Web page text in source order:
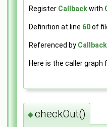
Register Callbackwith
Definition at line 60of
Referenced by
Here is the caller
◆checkOut()